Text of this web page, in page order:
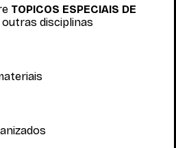
DO PARANÁ
TOPICOS ESPECIAIS DE
outras disciplinas